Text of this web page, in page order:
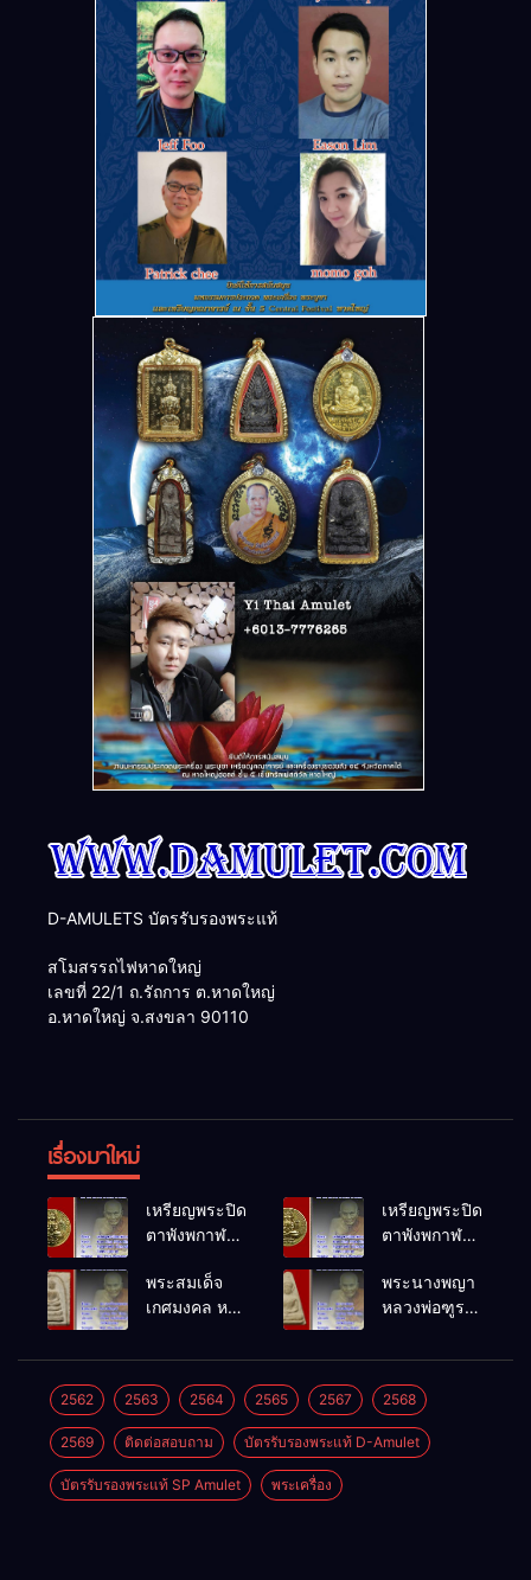
D-AMULETS บัตรรับรองพระแท้
สโมสรรถไฟหาดใหญ่
เลขที่ 22/1 ถ.รัถการ ต.หาดใหญ่
อ.หาดใหญ่ จ.สงขลา 90110
เรื่องมาใหม่
เหรียญพระปิด
ตาพังพกาฬ
เนื้อทองฝา
บาตร วัด
พ.ศ.2549
เหรียญพระปิด
ตาพังพกาฬ
เนื้อทองฝา
บาตร วัด
พ.ศ.2549
พระสมเด็จ
เกศมงคล หล
โพธิ์นิมิตร
พ.ศ.2512
พระนางพญา
หลวงพ่อฑูรย์
พ.ศ.2512
2562 2563 2564 2565 2567 2568
2569 ติดต่อสอบถาม บัตรรับรองพระแท้ D-Amulet
บัตรรับรองพระแท้ SP Amulet พระเครื่อง